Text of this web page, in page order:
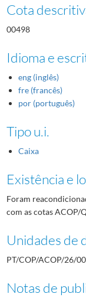
Cota
00498
Idioma e
eng (inglês)
fre (francês)
por (português)
Tipo u.i.
Caixa
Existência e
Foram
com as cotas ACOP/
Unidades de
PT/COP/ACOP/26/
Notas de